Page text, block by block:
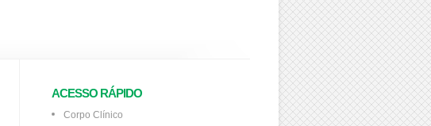
ACESSO RÁPIDO
Corpo Clínico